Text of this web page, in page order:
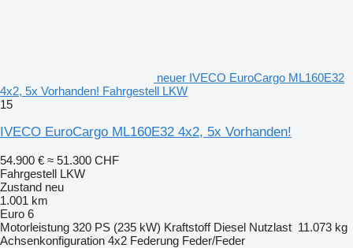
neuer IVECO EuroCargo ML160E32
4x2, 5x Vorhanden! Fahrgestell LKW
15
IVECO EuroCargo ML160E32 4x2, 5x Vorhanden!
54.900 € ≈ 51.300 CHF
Fahrgestell LKW
Zustand neu
1.001 km
Euro 6
Motorleistung 320 PS (235 kW) Kraftstoff Diesel Nutzlast 11.073 kg
Achsenkonfiguration 4x2 Federung Feder/Feder